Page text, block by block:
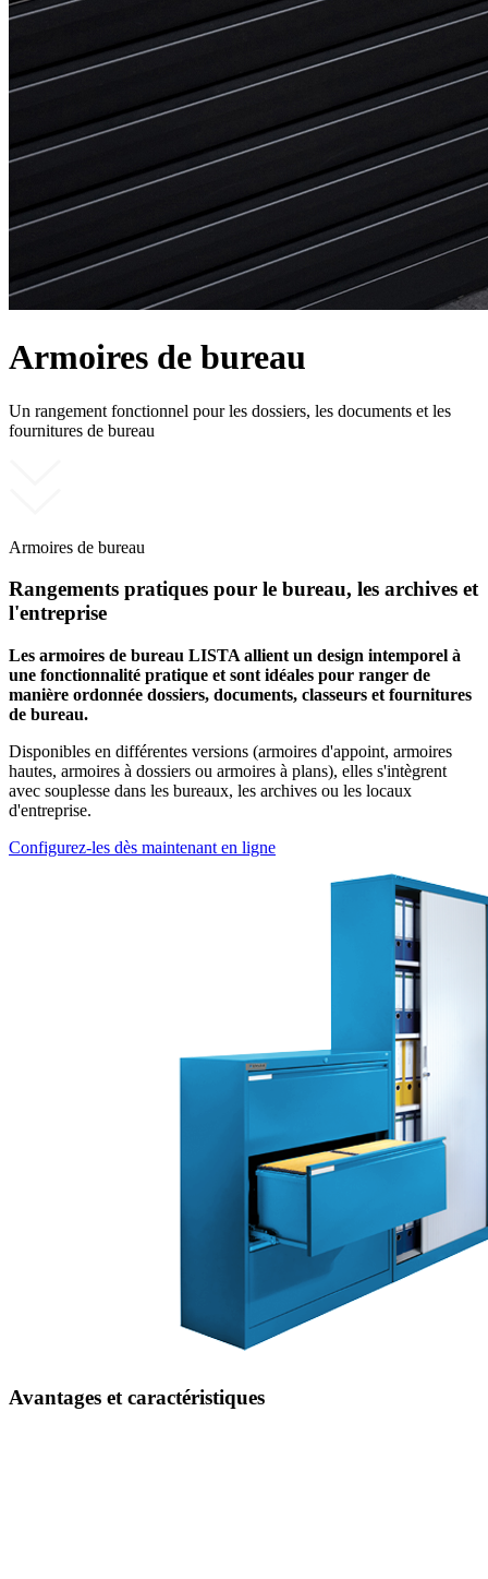
Armoires de bureau
Un rangement fonctionnel pour les dossiers, les documents et les
fournitures de bureau
Armoires de bureau
Rangements pratiques pour le bureau, les archives et
l'entreprise
Les armoires de bureau LISTA allient un design intemporel à
une fonctionnalité pratique et sont idéales pour ranger de
manière ordonnée dossiers, documents, classeurs et fournitures
de bureau.
Disponibles en différentes versions (armoires d'appoint, armoires
hautes, armoires à dossiers ou armoires à plans), elles s'intègrent
avec souplesse dans les bureaux, les archives ou les locaux
d'entreprise.
Configurez-les dès maintenant en ligne
Avantages et caractéristiques